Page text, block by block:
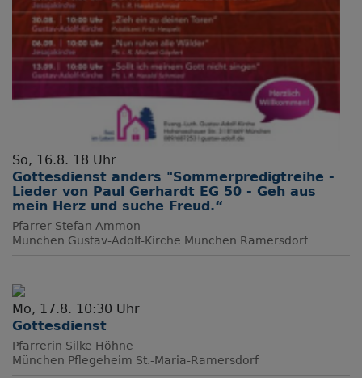
So, 16.8. 18 Uhr
Gottesdienst anders "Sommerpredigtreihe -
Lieder von Paul Gerhardt EG 50 - Geh aus
mein Herz und suche Freud.“
Pfarrer Stefan Ammon
München Gustav-Adolf-Kirche München Ramersdorf
Mo, 17.8. 10:30 Uhr
Gottesdienst
Pfarrerin Silke Höhne
München Pflegeheim St.-Maria-Ramersdorf